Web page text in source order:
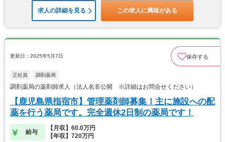
求人の詳細を見る この求人に興味がある
更新日：2025年5月7日 保存する
正社員 調剤薬局
調剤薬局の薬剤師求人（法人名非公開 ※詳細はお問合せください）
【鹿児島県指宿市】管理薬剤師募集！主に施設への配
薬を行う薬局です。完全週休2日制の薬局です！
給与
【月収】60.0万円
【年収】720万円